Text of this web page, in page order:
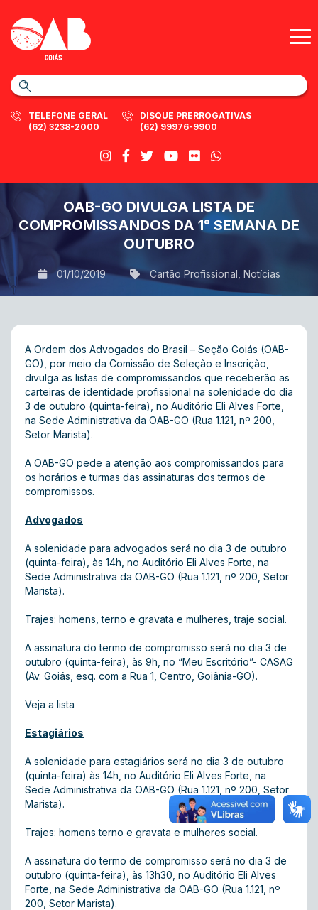
TELEFONE GERAL
(62) 3238-2000
DISQUE PRERROGATIVAS
(62) 99976-9900
OAB-GO DIVULGA LISTA DE
COMPROMISSANDOS DA 1° SEMANA DE
OUTUBRO
01/10/2019 Cartão Profissional Notícias
A Ordem dos Advogados do Brasil – Seção Goiás (OAB-
GO), por meio da Comissão de Seleção e Inscrição,
divulga as listas de compromissandos que receberão as
carteiras de identidade profissional na solenidade do dia
3 de outubro (quinta-feira), no Auditório Eli Alves Forte,
na Sede Administrativa da OAB-GO (Rua 1.121, nº 200,
Setor Marista).
A OAB-GO pede a atenção aos compromissandos para
os horários e turmas das assinaturas dos termos de
compromissos.
Advogados
A solenidade para advogados será no dia 3 de outubro
(quinta-feira), às 14h, no Auditório Eli Alves Forte, na
Sede Administrativa da OAB-GO (Rua 1.121, nº 200, Setor
Marista).
Trajes: homens, terno e gravata e mulheres, traje social.
A assinatura do termo de compromisso será no dia 3 de
outubro (quinta-feira), às 9h, no “Meu Escritório”- CASAG
(Av. Goiás, esq. com a Rua 1, Centro, Goiânia-GO).
Veja a lista
Estagiários
A solenidade para estagiários será no dia 3 de outubro
(quinta-feira) às 14h, no Auditório Eli Alves Forte, na
Sede Administrativa da OAB-GO (Rua 1.121, nº 200, Setor
Marista).
Trajes: homens terno e gravata e mulheres social.
A assinatura do termo de compromisso será no dia 3 de
outubro (quinta-feira), às 13h30, no Auditório Eli Alves
Forte, na Sede Administrativa da OAB-GO (Rua 1.121, nº
200, Setor Marista).